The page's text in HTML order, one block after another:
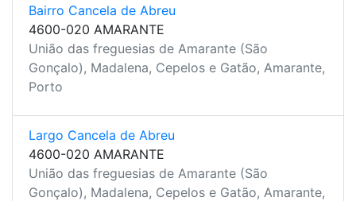
Bairro Cancela de Abreu
4600-020 AMARANTE
União das freguesias de Amarante (São
Gonçalo), Madalena, Cepelos e Gatão, Amarante,
Porto
Largo Cancela de Abreu
4600-020 AMARANTE
União das freguesias de Amarante (São
Gonçalo), Madalena, Cepelos e Gatão, Amarante,